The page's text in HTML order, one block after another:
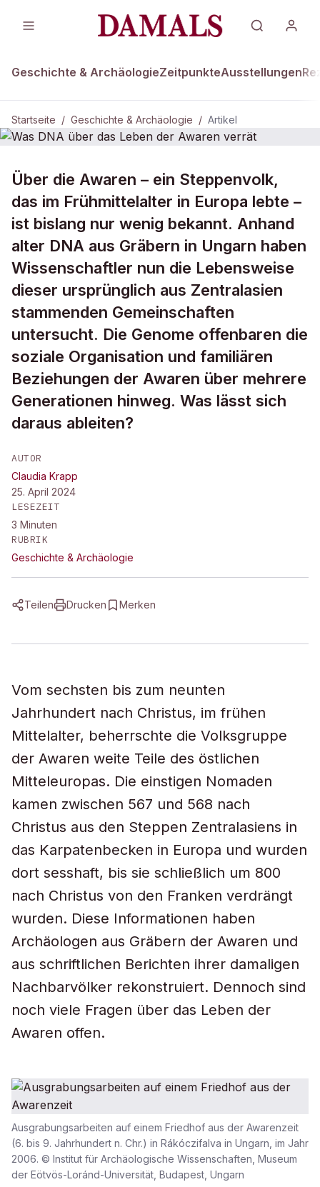
Geschichte & ArchäologieZeitpunkteAusstellungen
Startseite / Geschichte & Archäologie / Artikel
GESCHICHTE & ARCHÄOLOGIE
Was DNA über das Leben der
Awaren verrät
Über die Awaren – ein Steppenvolk,
das im Frühmittelalter in Europa lebte –
ist bislang nur wenig bekannt. Anhand
alter DNA aus Gräbern in Ungarn haben
Wissenschaftler nun die Lebensweise
dieser ursprünglich aus Zentralasien
stammenden Gemeinschaften
untersucht. Die Genome offenbaren die
soziale Organisation und familiären
Beziehungen der Awaren über mehrere
Generationen hinweg. Was lässt sich
daraus ableiten?
AUTOR
Claudia Krapp
25. April 2024
LESEZEIT
3 Minuten
RUBRIK
Geschichte & Archäologie
Teilen Drucken Merken
Vom sechsten bis zum neunten
Jahrhundert nach Christus, im frühen
Mittelalter, beherrschte die Volksgruppe
der Awaren weite Teile des östlichen
Mitteleuropas. Die einstigen Nomaden
kamen zwischen 567 und 568 nach
Christus aus den Steppen Zentralasiens in
das Karpatenbecken in Europa und wurden
dort sesshaft, bis sie schließlich um 800
nach Christus von den Franken verdrängt
wurden. Diese Informationen haben
Archäologen aus Gräbern der Awaren und
aus schriftlichen Berichten ihrer damaligen
Nachbarvölker rekonstruiert. Dennoch sind
noch viele Fragen über das Leben der
Awaren offen.
Ausgrabungsarbeiten auf einem Friedhof aus der Awarenzeit
(6. bis 9. Jahrhundert n. Chr.) in Rákóczifalva in Ungarn, im Jahr
2006. © Institut für Archäologische Wissenschaften, Museum
der Eötvös-Loránd-Universität, Budapest, Ungarn